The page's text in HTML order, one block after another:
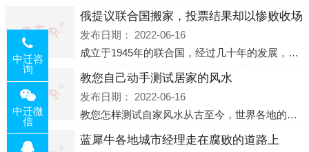
俄提议联合国搬家，投票结果却以惨败收场
发布日期： 2022-06-16
成立于1945年的联合国，经过几十年的发展，如今拥有193个成员国。拥有如此众多会员国的联合国，可以说是世界上最具代表性的国际组织，也是世界上分量最重、有着较高话语权的国际组织。但以美国为首的西方国家
教您自己动手测试居家的风水
发布日期： 2022-06-16
教您怎样测试自家风水从古至今，世界各地的人们都在研究人在乾坤中的位置以及它们所形成的关系。通过探究季节转换、星象变化，并且在所观测到的自然规律的指导下，人们开始认识到居住在不同住宅中的人，其一生中的财
蓝犀牛各地城市经理走在腐败的道路上
中迁咨
询
中迁微
信